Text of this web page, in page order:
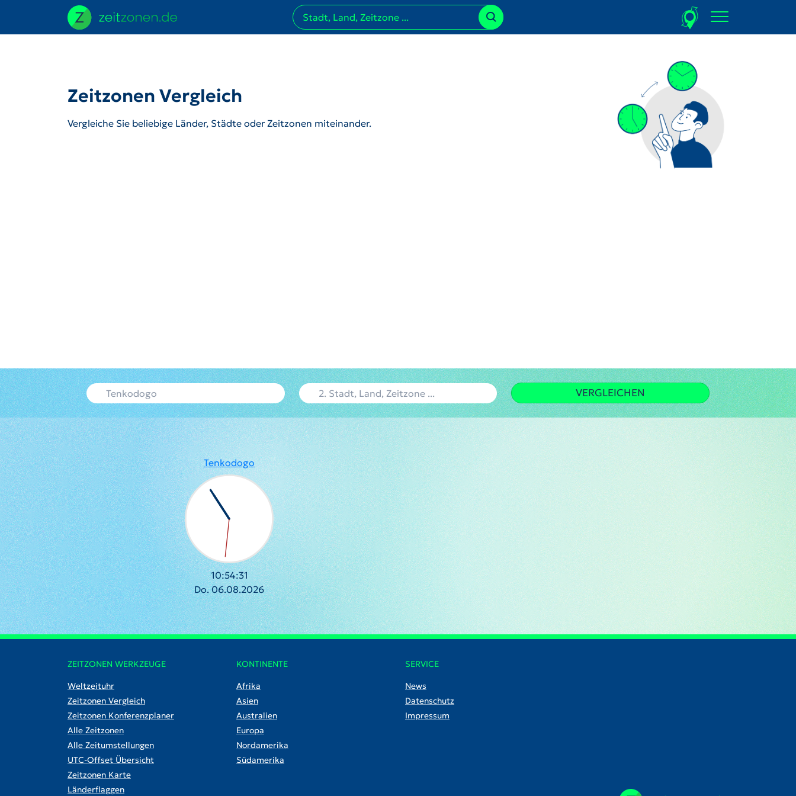
Zeitzonen Vergleich
Vergleiche Sie beliebige Länder, Städte oder Zeitzonen miteinander.
VERGLEICHEN
Tenkodogo
10:54:32
Do. 06.08.2026
ZEITZONEN WERKZEUGE
Weltzeituhr
Zeitzonen Vergleich
Zeitzonen Konferenzplaner
Alle Zeitzonen
Alle Zeitumstellungen
UTC-Offset Übersicht
Zeitzonen Karte
Länderflaggen
KONTINENTE
Afrika
Asien
Australien
Europa
Nordamerika
Südamerika
SERVICE
News
Datenschutz
Impressum